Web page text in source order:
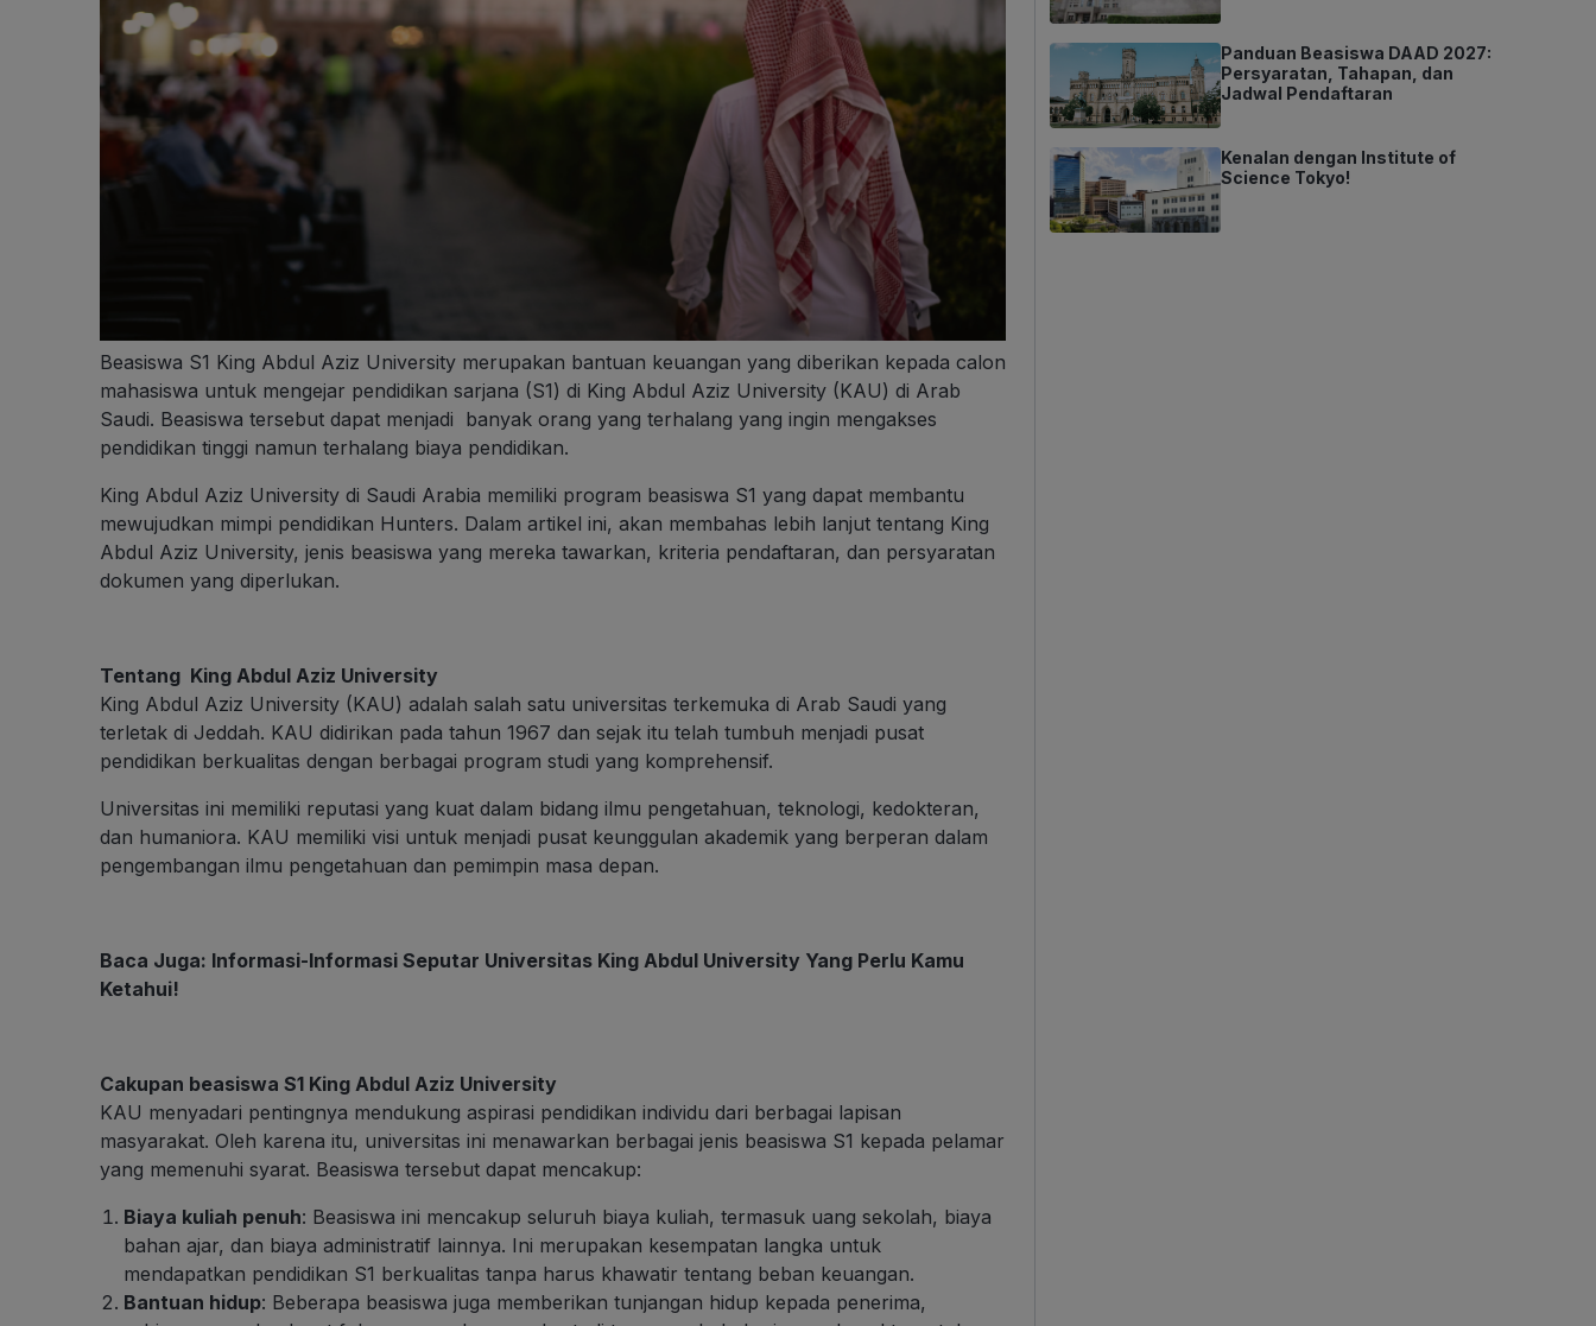
Beasiswa S1 King Abdul Aziz University merupakan bantuan keuangan yang diberikan kepada calon
mahasiswa untuk mengejar pendidikan sarjana (S1) di King Abdul Aziz University (KAU) di Arab
Saudi. Beasiswa tersebut dapat menjadi banyak orang yang terhalang yang ingin mengakses
pendidikan tinggi namun terhalang biaya pendidikan.
King Abdul Aziz University di Saudi Arabia memiliki program beasiswa S1 yang dapat membantu
mewujudkan mimpi pendidikan Hunters. Dalam artikel ini, akan membahas lebih lanjut tentang King
Abdul Aziz University, jenis beasiswa yang mereka tawarkan, kriteria pendaftaran, dan persyaratan
dokumen yang diperlukan.
Tentang King Abdul Aziz University
King Abdul Aziz University (KAU) adalah salah satu universitas terkemuka di Arab Saudi yang
terletak di Jeddah. KAU didirikan pada tahun 1967 dan sejak itu telah tumbuh menjadi pusat
pendidikan berkualitas dengan berbagai program studi yang komprehensif.
Universitas ini memiliki reputasi yang kuat dalam bidang ilmu pengetahuan, teknologi, kedokteran,
dan humaniora. KAU memiliki visi untuk menjadi pusat keunggulan akademik yang berperan dalam
pengembangan ilmu pengetahuan dan pemimpin masa depan.
Baca Juga: Informasi-Informasi Seputar Universitas King Abdul University Yang Perlu Kamu
Ketahui!
Cakupan beasiswa S1 King Abdul Aziz University
KAU menyadari pentingnya mendukung aspirasi pendidikan individu dari berbagai lapisan
masyarakat. Oleh karena itu, universitas ini menawarkan berbagai jenis beasiswa S1 kepada pelamar
yang memenuhi syarat. Beasiswa tersebut dapat mencakup:
Biaya kuliah penuh: Beasiswa ini mencakup seluruh biaya kuliah, termasuk uang sekolah, biaya
bahan ajar, dan biaya administratif lainnya. Ini merupakan kesempatan langka untuk
mendapatkan pendidikan S1 berkualitas tanpa harus khawatir tentang beban keuangan.
Bantuan hidup: Beberapa beasiswa juga memberikan tunjangan hidup kepada penerima,
Panduan Beasiswa DAAD 2027:
Persyaratan, Tahapan, dan
Jadwal Pendaftaran
Kenalan dengan Institute of
Science Tokyo!